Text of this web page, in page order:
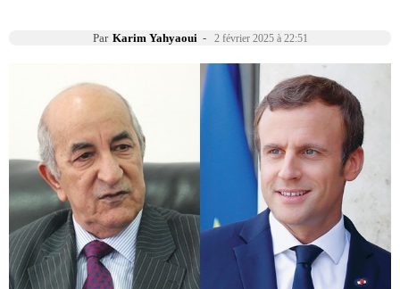
Par Karim Yahyaoui - 2 février 2025 à 22:51